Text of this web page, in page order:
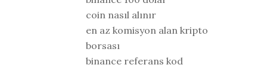
coin nasıl alınır
en az komisyon alan kripto
borsası
binance referans kod